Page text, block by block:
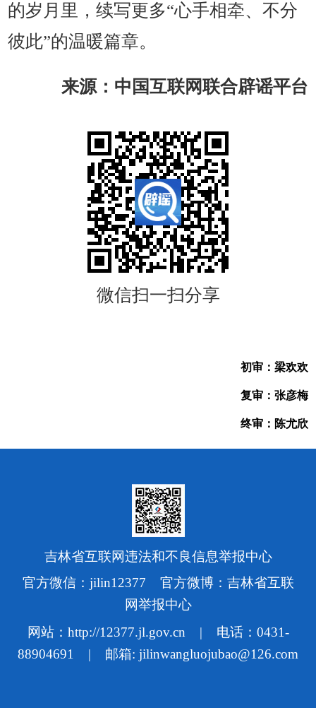
的岁月里，续写更多“心手相牵、不分
彼此”的温暖篇章。
来源：中国互联网联合辟谣平台
微信扫一扫分享
初审：梁欢欢
复审：张彦梅
终审：陈尤欣
吉林省互联网违法和不良信息举报中心
官方微信：jilin12377 官方微博：吉林省互联
网举报中心
网站：http://12377.jl.gov.cn | 电话：0431-
88904691 | 邮箱: jilinwangluojubao@126.com